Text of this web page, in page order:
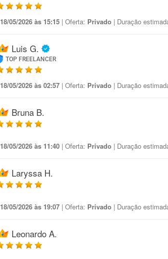
18/05/2026 às 15:15 | Oferta: Privado | Duração
Luis G.
TOP FREELANCER
18/05/2026 às 02:57 | Oferta: Privado | Duração
Bruna B.
18/05/2026 às 11:40 | Oferta: Privado | Duração
Laryssa H.
18/05/2026 às 19:07 | Oferta: Privado | Duração
Leonardo A.